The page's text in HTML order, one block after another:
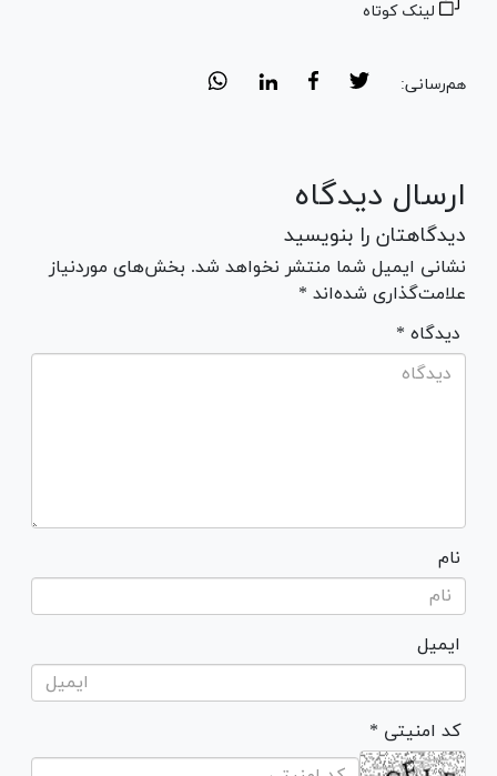
لینک کوتاه
هم‌رسانی:
ارسال دیدگاه
دیدگاهتان را بنویسید
نشانی ایمیل شما منتشر نخواهد شد. بخش‌های موردنیاز
علامت‌گذاری شده‌اند *
* دیدگاه
نام
ایمیل
* کد امنیتی